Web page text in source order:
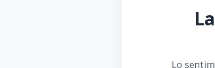
Lo